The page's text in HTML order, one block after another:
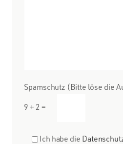
Spamschutz (Bitte löse die
9 + 2 =
Ich habe die